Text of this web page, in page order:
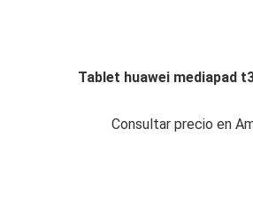
Tablet huawei mediapad
Consultar precio en